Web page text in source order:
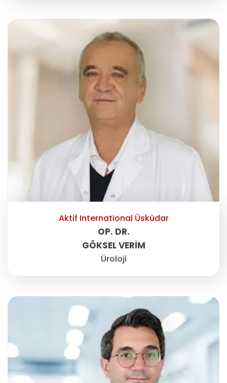
Aktif International Üsküdar
OP. DR.
GÖKSEL VERİM
Üroloji